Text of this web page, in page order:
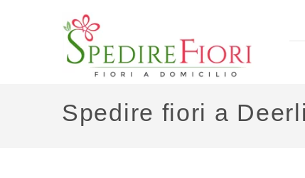
Spedire fiori a